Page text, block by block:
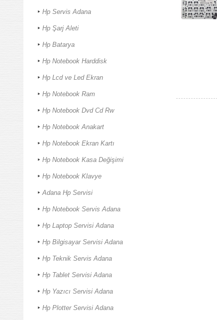
Hp Servis Adana
Hp Şarj Aleti
Hp Batarya
Hp Notebook Harddisk
Hp Lcd ve Led Ekran
Hp Notebook Ram
Hp Notebook Dvd Cd Rw
Hp Notebook Anakart
Hp Notebook Ekran Kartı
Hp Notebook Kasa Değişimi
Hp Notebook Klavye
Adana Hp Servisi
Hp Notebook Servis Adana
Hp Laptop Servisi Adana
Hp Bilgisayar Servisi Adana
Hp Teknik Servis Adana
Hp Tablet Servisi Adana
Hp Yazıcı Servisi Adana
Hp Plotter Servisi Adana